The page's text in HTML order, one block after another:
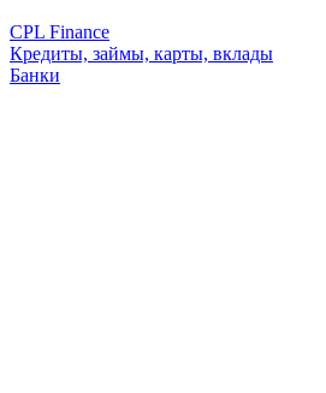
CPL Finance
Кредиты, займы, карты, вклады
Банки